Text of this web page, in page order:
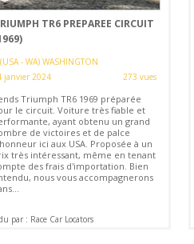
TR6 PREPAREE CIRCUIT
(USA - WA) WASHINGTON
janvier 2024
273 vues
Triumph TR6 1969 préparée
le circuit. Voiture très fiable et
ayant obtenu un grand
de victoires et de palce
ici aux USA. Proposée à un
très intéressant, même en tenant
des frais d'importation. Bien
nous vous accompagnerons
par : Race Car Locators